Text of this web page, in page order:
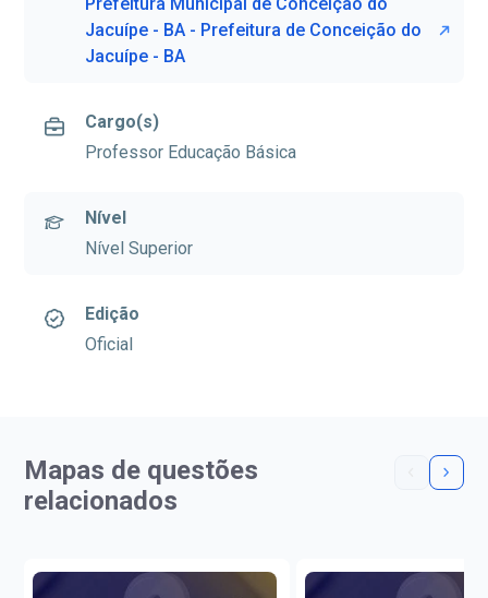
Jacuípe - BA - Prefeitura de Conceição do
Jacuípe - BA
Cargo(s)
Professor Educação Básica
Nível
Nível Superior
Edição
Oficial
Mapas de questões
relacionados